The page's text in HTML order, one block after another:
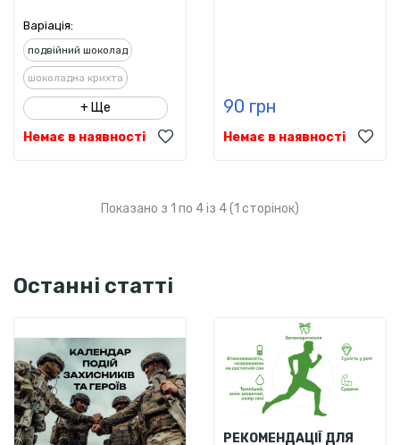
Варіація:
подвійний шоколад
шоколадна крихта
+ Ще
Немає в наявності
90 грн
Немає в наявності
Показано з 1 по 4 із 4 (1 сторінок)
Останні статті
РЕКОМЕНДАЦІЇ ДЛЯ